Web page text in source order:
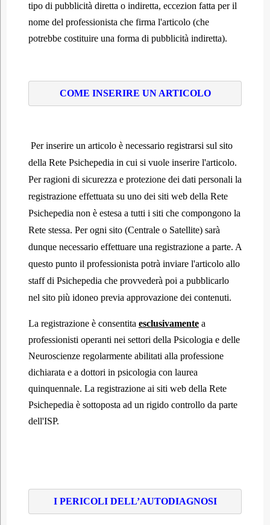
tipo di pubblicità diretta o indiretta, eccezion fatta per il
nome del professionista che firma l'articolo (che
potrebbe costituire una forma di pubblicità indiretta).
COME INSERIRE UN ARTICOLO
Per inserire un articolo è necessario registrarsi sul sito
della Rete Psichepedia in cui si vuole inserire l'articolo.
Per ragioni di sicurezza e protezione dei dati personali la
registrazione effettuata su uno dei siti web della Rete
Psichepedia non è estesa a tutti i siti che compongono la
Rete stessa. Per ogni sito (Centrale o Satellite) sarà
dunque necessario effettuare una registrazione a parte. A
questo punto il professionista potrà inviare l'articolo allo
staff di Psichepedia che provvederà poi a pubblicarlo
nel sito più idoneo previa approvazione dei contenuti.
La registrazione è consentita esclusivamentea
professionisti operanti nei settori della Psicologia e delle
Neuroscienze regolarmente abilitati alla professione
dichiarata e a dottori in psicologia con laurea
quinquennale. La registrazione ai siti web della Rete
Psichepedia è sottoposta ad un rigido controllo da parte
dell'ISP.
I PERICOLI DELL’AUTODIAGNOSI